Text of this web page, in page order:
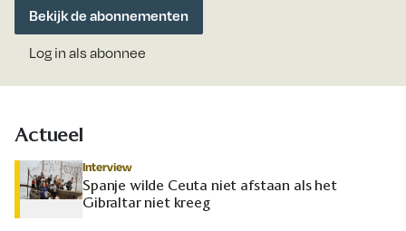
Bekijk de abonnementen
Log in als abonnee
Actueel
Interview
Spanje wilde Ceuta niet afstaan als het
Gibraltar niet kreeg